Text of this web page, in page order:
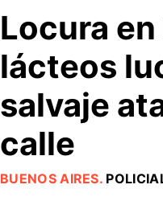
Locura
lácteos
salvaje
calle
BUENOS AIRES.